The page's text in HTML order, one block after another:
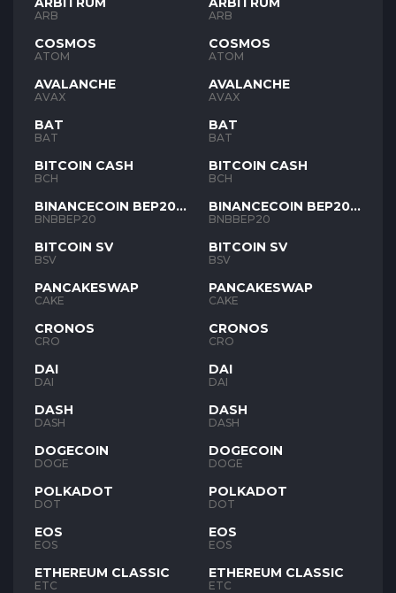
ARB
COSMOS
ATOM
AVALANCHE
AVAX
BAT
BAT
BITCOIN CASH
BCH
BINANCECOIN BEP20
BNB
BNBBEP20
BITCOIN SV
BSV
PANCAKESWAP
CAKE
CRONOS
CRO
DAI
DAI
DASH
DASH
DOGECOIN
DOGE
POLKADOT
DOT
EOS
EOS
ETHEREUM CLASSIC
ETC
ARB
COSMOS
ATOM
AVALANCHE
AVAX
BAT
BAT
BITCOIN CASH
BCH
BINANCECOIN BEP20
BNB
BNBBEP20
BITCOIN SV
BSV
PANCAKESWAP
CAKE
CRONOS
CRO
DAI
DAI
DASH
DASH
DOGECOIN
DOGE
POLKADOT
DOT
EOS
EOS
ETHEREUM CLASSIC
ETC